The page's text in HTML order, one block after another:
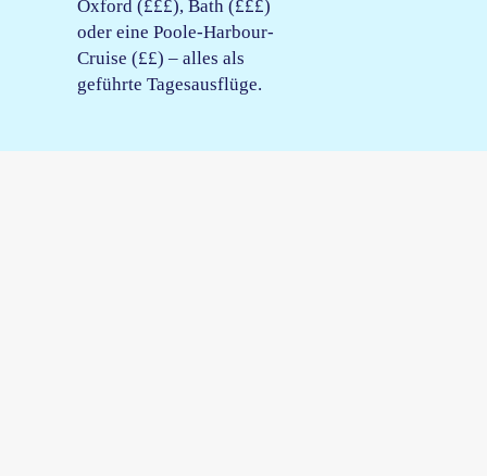
Oxford (£££), Bath (£££)
oder eine Poole-Harbour-
Cruise (££) – alles als
geführte Tagesausflüge.